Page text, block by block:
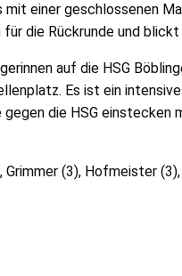
einer geschlossenen
die Rückrunde und
auf die HSG
Es ist ein
die HSG
(3), Hofmeister